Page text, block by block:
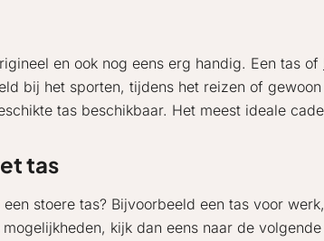
en ook nog eens erg handig. Een tas of
bij het sporten, tijdens het reizen of
tas beschikbaar. Het meest ideale
tas
stoere tas? Bijvoorbeeld een tas voor
kijk dan eens naar de